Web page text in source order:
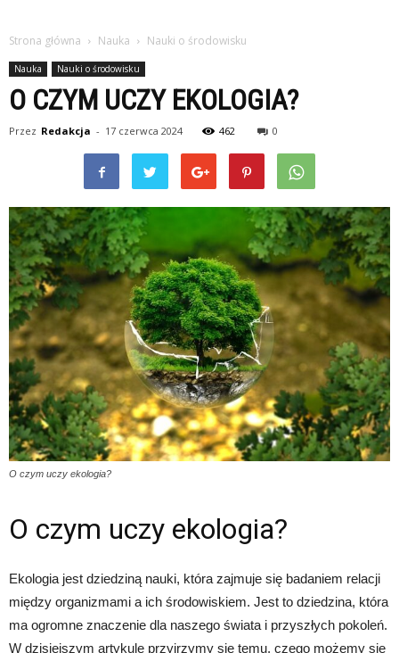
Strona główna Nauka Nauki o środowisku
Nauka Nauki o środowisku
O CZYM UCZY EKOLOGIA?
Przez Redakcja - 17 czerwca 2024 462 0
O czym uczy ekologia?
O czym uczy ekologia?
Ekologia jest dziedziną nauki, która zajmuje się badaniem relacji
między organizmami a ich środowiskiem. Jest to dziedzina, która
ma ogromne znaczenie dla naszego świata i przyszłych pokoleń.
W dzisiejszym artykule przyjrzymy się temu, czego możemy się